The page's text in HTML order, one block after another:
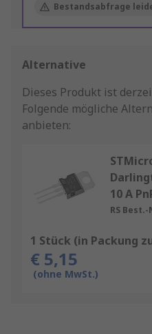
Bestandsabfrage
Alternative
Dieses Produkt ist
Folgende mögliche
anbieten:
10 A
RS Best.-
1 Stück (in Packung
€ 5,15
(ohne MwSt.)